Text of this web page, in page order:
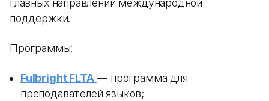
главных направлений международной
поддержки.
Программы:
Fulbright FLTA — программа для
преподавателей языков;